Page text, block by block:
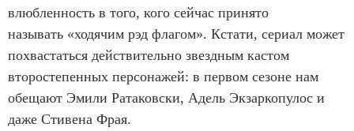
влюбленность в того, кого сейчас принято
называть «ходячим рэд флагом». Кстати, сериал может
похвастаться действительно звездным кастом
второстепенных персонажей: в первом сезоне нам
обещают Эмили Ратаковски, Адель Экзаркопулос и
даже Стивена Фрая.